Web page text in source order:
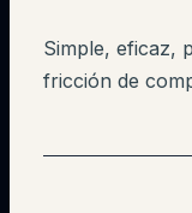
Simple, eficaz,
fricción de